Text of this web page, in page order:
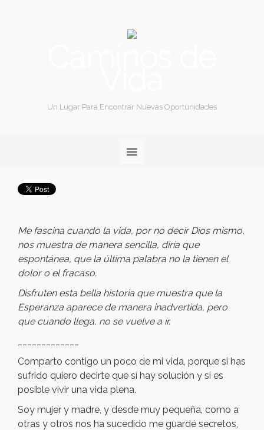
Un Lugar Para Encontrar Nuevas Oportunidades
Me fascina cuando la vida, por no decir Dios mismo,
nos muestra de manera sencilla, diría que
espontánea, que la última palabra no la tienen el
dolor o el fracaso.
Disfruten esta bella historia que muestra que la
Esperanza aparece de manera inadvertida, pero
que cuando llega, no se vuelve a ir.
Comparto contigo un poco de mi vida, porque si has
sufrido quiero decirte que sí hay solución y sí es
posible vivir una vida plena.
Soy mujer y madre, y desde muy pequeña, como a
otras y otros nos ha sucedido me guardé secretos,